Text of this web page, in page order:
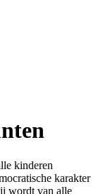
kinderen
karakter
wordt van alle